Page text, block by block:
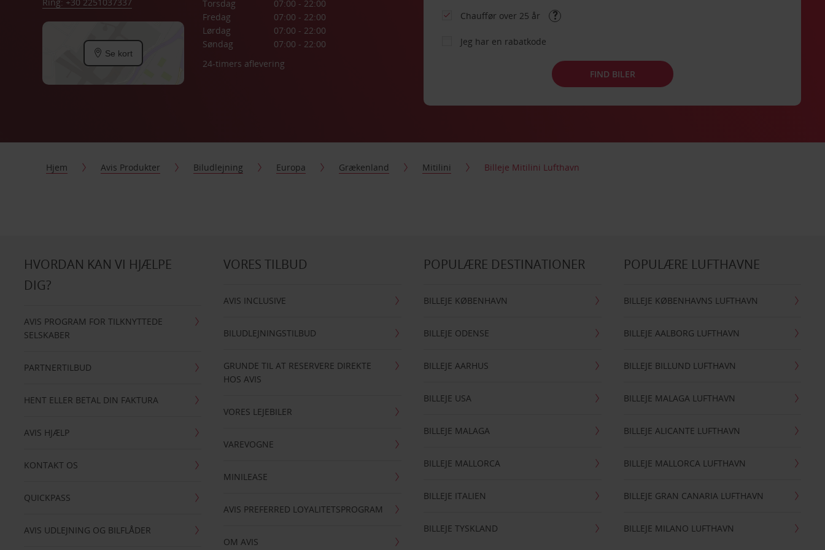
Se kort
Torsdag
07:00 - 22:00
Fredag
07:00 - 22:00
Lørdag
07:00 - 22:00
Søndag
07:00 - 22:00
24-timers aflevering
Chauffør over 25 år
Jeg har en rabatkode
FIND BILER
Hjem Avis Produkter Biludlejning Europa Grækenland Mitilini Billeje Mitilini Lufthavn
HVORDAN KAN VI HJÆLPE
DIG?
AVIS PROGRAM FOR TILKNYTTEDE
SELSKABER
PARTNERTILBUD
HENT ELLER BETAL DIN FAKTURA
AVIS HJÆLP
KONTAKT OS
QUICKPASS
AVIS UDLEJNING OG BILFLÅDER
VORES TILBUD
AVIS INCLUSIVE
BILUDLEJNINGSTILBUD
GRUNDE TIL AT RESERVERE DIREKTE
HOS AVIS
VORES LEJEBILER
VAREVOGNE
MINILEASE
AVIS PREFERRED LOYALITETSPROGRAM
OM AVIS
POPULÆRE DESTINATIONER
BILLEJE KØBENHAVN
BILLEJE ODENSE
BILLEJE AARHUS
BILLEJE USA
BILLEJE MALAGA
BILLEJE MALLORCA
BILLEJE ITALIEN
BILLEJE TYSKLAND
POPULÆRE LUFTHAVNE
BILLEJE KØBENHAVNS LUFTHAVN
BILLEJE AALBORG LUFTHAVN
BILLEJE BILLUND LUFTHAVN
BILLEJE MALAGA LUFTHAVN
BILLEJE ALICANTE LUFTHAVN
BILLEJE MALLORCA LUFTHAVN
BILLEJE GRAN CANARIA LUFTHAVN
BILLEJE MILANO LUFTHAVN